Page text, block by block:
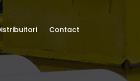
Contact